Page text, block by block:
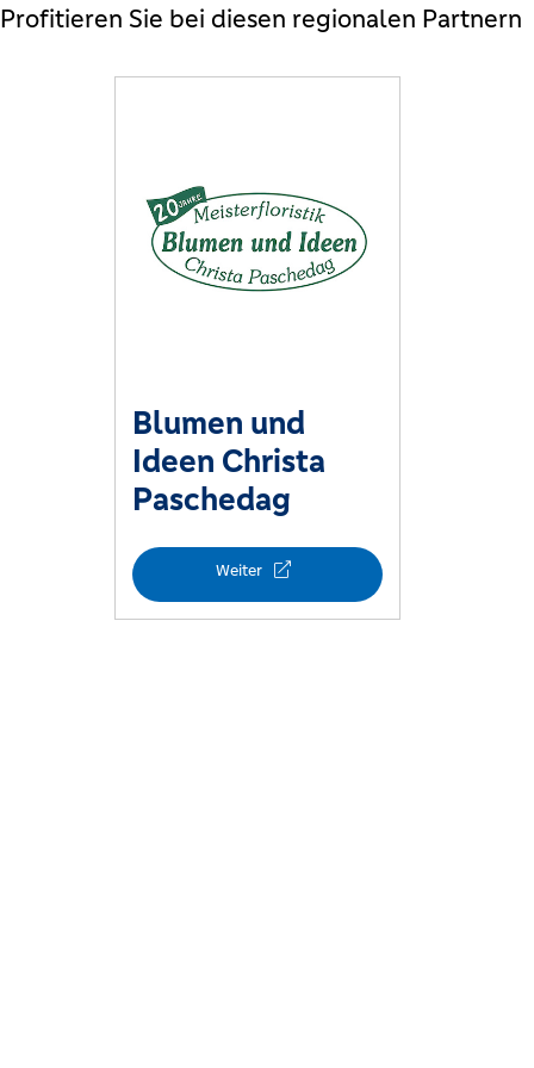
Profitieren Sie bei diesen regionalen Partnern
Blumen und
Ideen Christa
Paschedag
Weiter